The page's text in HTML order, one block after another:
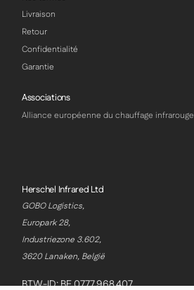
Livraison
Retour
Confidentialité
Garantie
Associations
Alliance européenne du chauffage infrarouge
Herschel Infrared Ltd
GOBO Logistics,
Europark 28,
Industriezone 3.602,
3620 Lanaken, België
BTW-ID: BE 0777.968.407